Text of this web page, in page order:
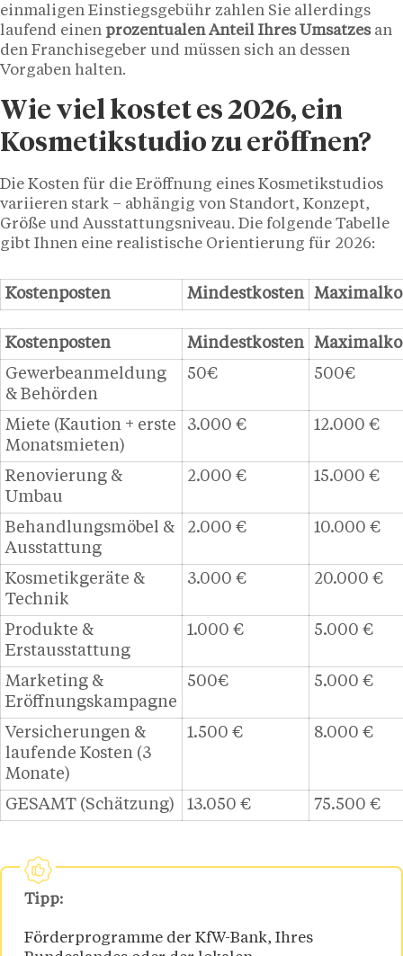
einmaligen Einstiegsgebühr zahlen Sie allerdings
laufend einen prozentualen Anteil Ihres Umsatzesan
den Franchisegeber und müssen sich an dessen
Vorgaben halten.
Wie viel kostet es 2026, ein
Kosmetikstudio zu eröffnen?
Die Kosten für die Eröffnung eines Kosmetikstudios
variieren stark – abhängig von Standort, Konzept,
Größe und Ausstattungsniveau. Die folgende Tabelle
gibt Ihnen eine realistische Orientierung für 2026:
Kostenposten Mindestkosten
Kostenposten Mindestkosten
Gewerbeanmeldung
& Behörden
50€ 500€
Miete (Kaution + erste
Monatsmieten)
3.000 € 12.000 €
Renovierung &
Umbau
2.000 € 15.000 €
Behandlungsmöbel &
Ausstattung
2.000 € 10.000 €
Kosmetikgeräte &
Technik
3.000 € 20.000 €
Produkte &
Erstausstattung
1.000 € 5.000 €
Marketing &
Eröffnungskampagne
500€ 5.000 €
Versicherungen &
laufende Kosten (3
Monate)
1.500 € 8.000 €
GESAMT (Schätzung) 13.050 € 75.500 €
Tipp:
Förderprogramme der KfW-Bank, Ihres